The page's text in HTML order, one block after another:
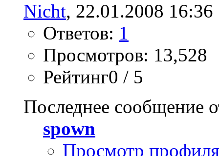
Nicht, 22.01.2008 16:36
Ответов: 1
Просмотров: 13,528
Рейтинг0 / 5
Последнее сообщение
spown
Просмотр профиля